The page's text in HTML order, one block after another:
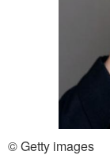
© Getty images